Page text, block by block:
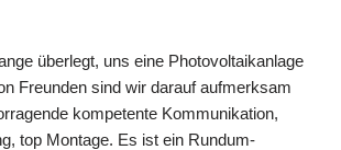
überlegt, uns eine Photovoltaikanlage
Freunden sind wir darauf aufmerksam
kompetente Kommunikation,
top Montage. Es ist ein Rundum-